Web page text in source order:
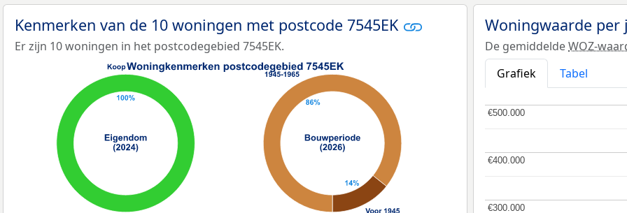
Kenmerken van de 10 woningen met postcode 7545EK
Er zijn 10 woningen in het postcodegebied 7545EK.
Woningwaarde
De gemiddeldeWOZ-
Grafiek
Tabel
€300.000
€300.000
€400.000
€400.000
€500.000
€500.000